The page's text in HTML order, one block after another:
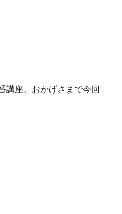
講座、おかげさまで今回